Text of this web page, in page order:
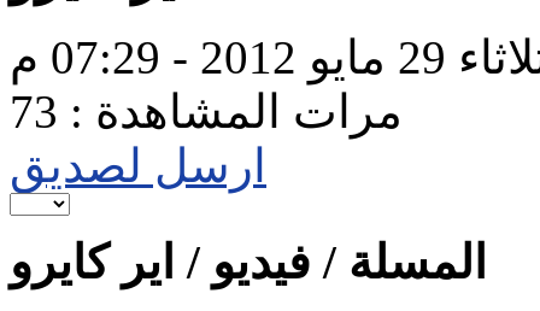
2012 - 07:29 م
مرات المشاهدة : 73
ارسل لصديق
المسلة / فيديو / اير كايرو